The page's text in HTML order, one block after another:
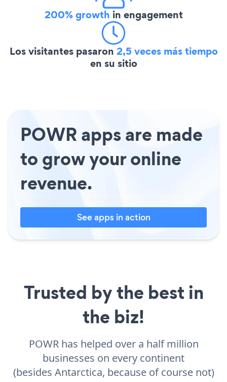
200% growth in engagement
Los visitantes pasaron 2,5 veces más tiempo
en su sitio
POWR apps are made
to grow your online
revenue.
See apps in action
Trusted by the best in
the biz!
POWR has helped over a half million
businesses on every continent
(besides Antarctica, because of course not)